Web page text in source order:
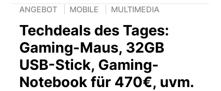
ANGEBOT MOBILE MULTIMEDIA
Techdeals des Tages:
Gaming-Maus, 32GB
USB-Stick, Gaming-
Notebook für 470€, uvm.